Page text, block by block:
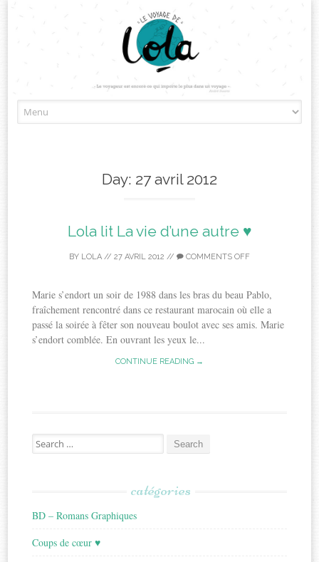
to
Day: 27 avril 2012
Lola lit La vie d’une autre ♥
BY LOLA // 27 AVRIL 2012 // COMMENTS OFF
Marie s’endort un soir de 1988 dans les bras du beau Pablo,
fraîchement rencontré dans ce restaurant marocain où elle a
passé la soirée à fêter son nouveau boulot avec ses amis. Marie
s’endort comblée. En ouvrant les yeux le...
CONTINUE READING →
Search
for:
catégories
BD – Romans Graphiques
Coups de cœur ♥